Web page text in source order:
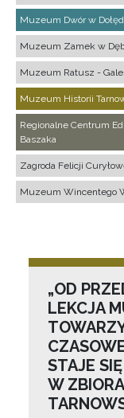
Muzeum Dwór w
Muzeum Zamek w
Muzeum Ratusz -
Muzeum Historii
Regionalne Centrum
Baszaka
Zagroda Felicji
Muzeum Wincentego
„OD
LEKCJA
STAJE
W